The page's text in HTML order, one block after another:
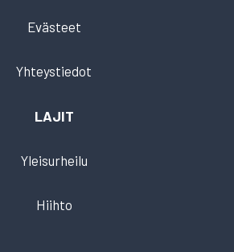
Evästeet
Yhteystiedot
LAJIT
Yleisurheilu
Hiihto